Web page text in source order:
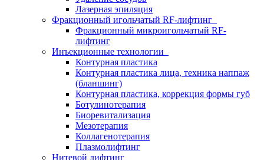
Лазерная эпиляция
Фракционный игольчатый RF-лифтинг
Фракционный микроигольчатый RF-
лифтинг
Инъекционные технологии
Контурная пластика
Контурная пластика лица, техника наппаж
(бланшинг)
Контурная пластика, коррекция формы губ
Ботулинотерапия
Биоревитализация
Мезотерапия
Коллагенотерапия
Плазмолифтинг
Нитевой лифтинг